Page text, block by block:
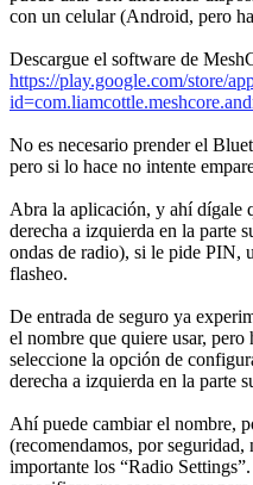
con un celular (Android, pero
Descargue el software de
https://play.google.com/store/
No es necesario prender el
pero si lo hace no intente
Abra la aplicación, y ahí dígale
derecha a izquierda en la parte
ondas de radio), si le pide PIN,
flasheo.
De entrada de seguro ya
el nombre que quiere usar, pero
seleccione la opción de
derecha a izquierda en la parte
Ahí puede cambiar el nombre,
(recomendamos, por
importante los “Radio